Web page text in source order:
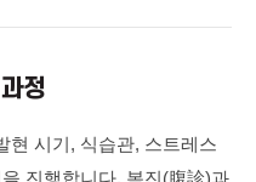
정
현 시기, 식습관, 스트레스
진행합니다. 복진(腹診)과